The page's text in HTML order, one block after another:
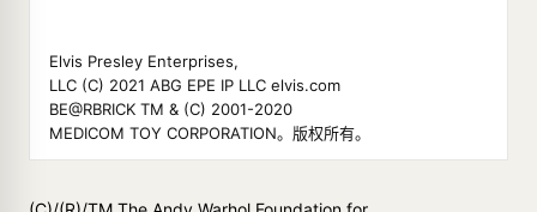
Elvis Presley Enterprises,
LLC (C) 2021 ABG EPE IP LLC elvis.com
BE@RBRICK TM & (C) 2001-2020
MEDICOM TOY CORPORATION。版权所有。